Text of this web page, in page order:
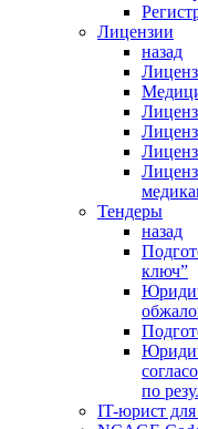
Лицензии
назад
Тендеры
назад
ключ”
по
IT-юрист